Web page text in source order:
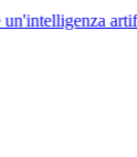
artificiale